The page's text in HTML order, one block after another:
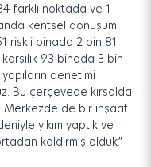
farklı noktada ve 1
kentsel dönüşüm
riskli binada 2 bin 81
93 binada 3 bin
denetimi
Bu çerçevede kırsalda
Merkezde de bir inşaat
yıkım yaptık ve
kaldırmış olduk.”